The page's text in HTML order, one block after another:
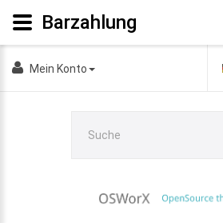
Mein Konto
Barzahlung